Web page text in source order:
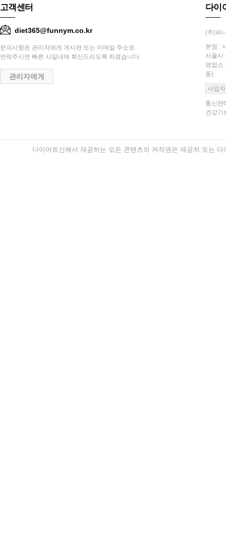
고객센터
diet365@funnym.co.kr
문의사항은 관리자에게 게시판 또는 이메일 주소로
연락주시면 빠른 시일내에 회신드리도록 하겠습니다.
관리자에게
다이
(주)퍼
본점 :
서울시
영업소
동)
사업
통신판
건강기
다이어트신에서 제공하는 모든 콘텐츠의 저작권은 제공처 또는